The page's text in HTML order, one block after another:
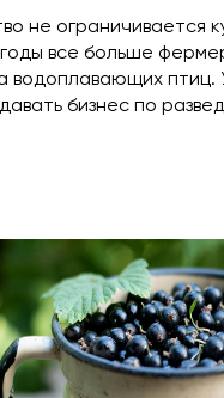
не ограничивается
все больше
водоплавающих птиц.
бизнес по